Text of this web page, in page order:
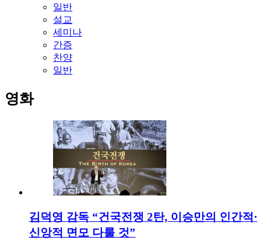
일반
설교
세미나
간증
찬양
일반
영화
김덕영 감독 “건국전쟁 2탄, 이승만의 인간적·
신앙적 면모 다룰 것”